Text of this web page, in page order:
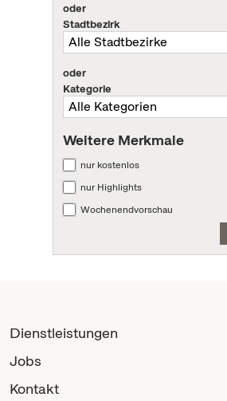
oder
Stadtbezirk
oder
Kategorie
Weitere Merkmale
nur kostenlos
nur Highlights
Wochenendvorschau
Dienstleistungen
Jobs
Kontakt